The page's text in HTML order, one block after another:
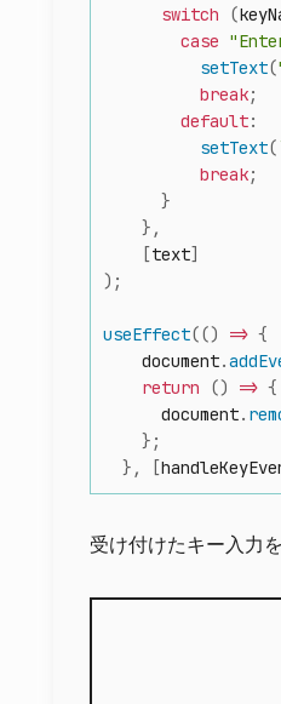
switch
(
case
setText(
break;
default:
setText(
break;
}
} ,
[text]
) ;
useEffect(() => {
    document
.
return
() => {
      document
.
} ;
} , [
受け付けたキー入力